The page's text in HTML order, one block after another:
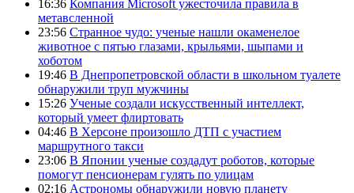
16:36 Компания Microsoft ужесточила правила в
метавсленной
23:56 Странное чудо: ученые нашли окаменелое
животное с пятью глазами, крыльями, шыпами и
хоботом
19:46 В Днепропетровской области в школьном туалете
обнаружили труп мужчины
15:26 Ученые создали искусственный интеллект,
который умеет флиртовать
04:46 В Херсоне произошло ДТП с участием
маршрутного такси
23:06 В Японии ученые создадут роботов, которые
помогут пенсионерам гулять по улицам
02:16 Астрономы обнаружили новую планету